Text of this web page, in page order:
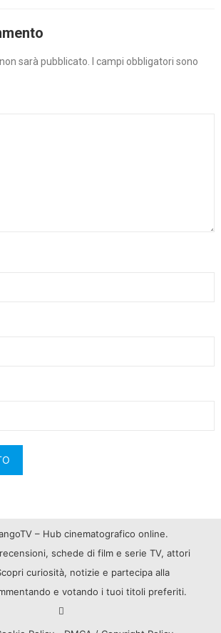
sarà pubblicato.
I campi obbligatori sono
– Hub cinematografico online.
schede di film e serie TV, attori
curiosità, notizie e partecipa alla
e votando i tuoi titoli preferiti.